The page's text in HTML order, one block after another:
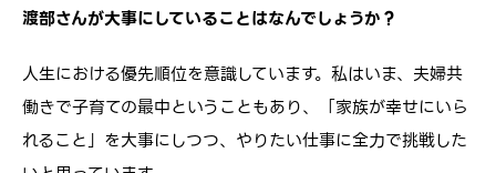
渡部さんが大事にしていることはなんでしょうか？
人生における優先順位を意識しています。私はいま、夫婦共
働きで子育ての最中ということもあり、「家族が幸せにいら
れること」を大事にしつつ、やりたい仕事に全力で挑戦した